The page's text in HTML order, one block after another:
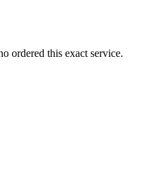
ordered this exact service.